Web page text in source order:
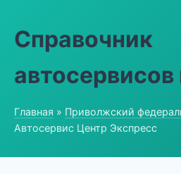
Справочник
Главная » Приволжский
Автосервис Центр Экспресс